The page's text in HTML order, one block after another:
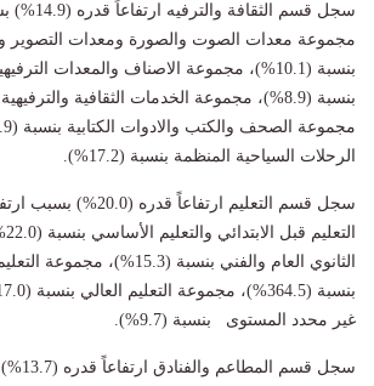
سجل قسم
مجموعة معدات الصوت والصورة ومعدات التصوير
بنسبة (10.1%)، مجموعة الاصناف والمعدات
الرحلات السياحية المنظمة بنسبة (17.2%).
سجل قسم التعليم ارتفاعاً
الثانوي العام والفني بنسبة
غير محدد المستوى بنسبة (9.7%).
سجل قسم